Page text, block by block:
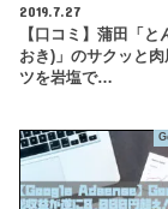
2019.7.27
【口コミ】蒲田「と
おき)」のサクッと
ツを岩塩で…